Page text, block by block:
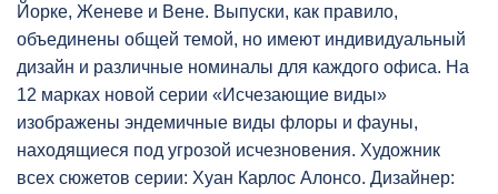
Йорке, Женеве и Вене. Выпуски, как правило,
объединены общей темой, но имеют индивидуальный
дизайн и различные номиналы для каждого офиса. На
12 марках новой серии «Исчезающие виды»
изображены эндемичные виды флоры и фауны,
находящиеся под угрозой исчезновения. Художник
всех сюжетов серии: Хуан Карлос Алонсо. Дизайнер: